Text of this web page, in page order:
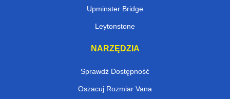
Upminster Bridge
Leytonstone
NARZĘDZIA
Sprawdź Dostępność
Oszacuj Rozmiar Vana